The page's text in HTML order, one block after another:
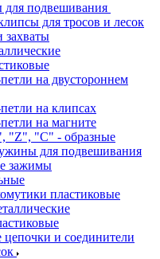
для подвешивания
для тросов и лесок
захваты
на двустороннем
на клипсах
на магните
"Z", "C" - образные
для подвешивания
зажимы
пластиковые
и соединители